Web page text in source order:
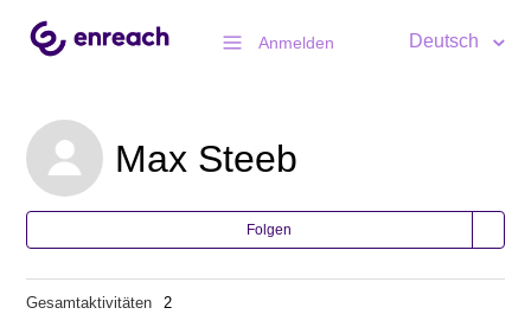
Anmelden Deutsch
Max Steeb
Folgen
Gesamtaktivitäten
2